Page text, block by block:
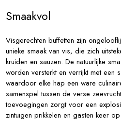
Smaakvol
Visgerechten buffetten zijn
unieke smaak van vis, die zich
kruiden en sauzen. De natuurlijke
worden versterkt en verrijkt met een
waardoor elke hap een ware
samenspel tussen de verse
toevoegingen zorgt voor een
zintuigen prikkelen en gasten keer